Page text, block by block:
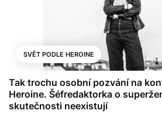
SVĚT PODLE HEROINE
Tak trochu osobní pozvání na
Heroine. Šéfredaktorka o
skutečnosti neexistují